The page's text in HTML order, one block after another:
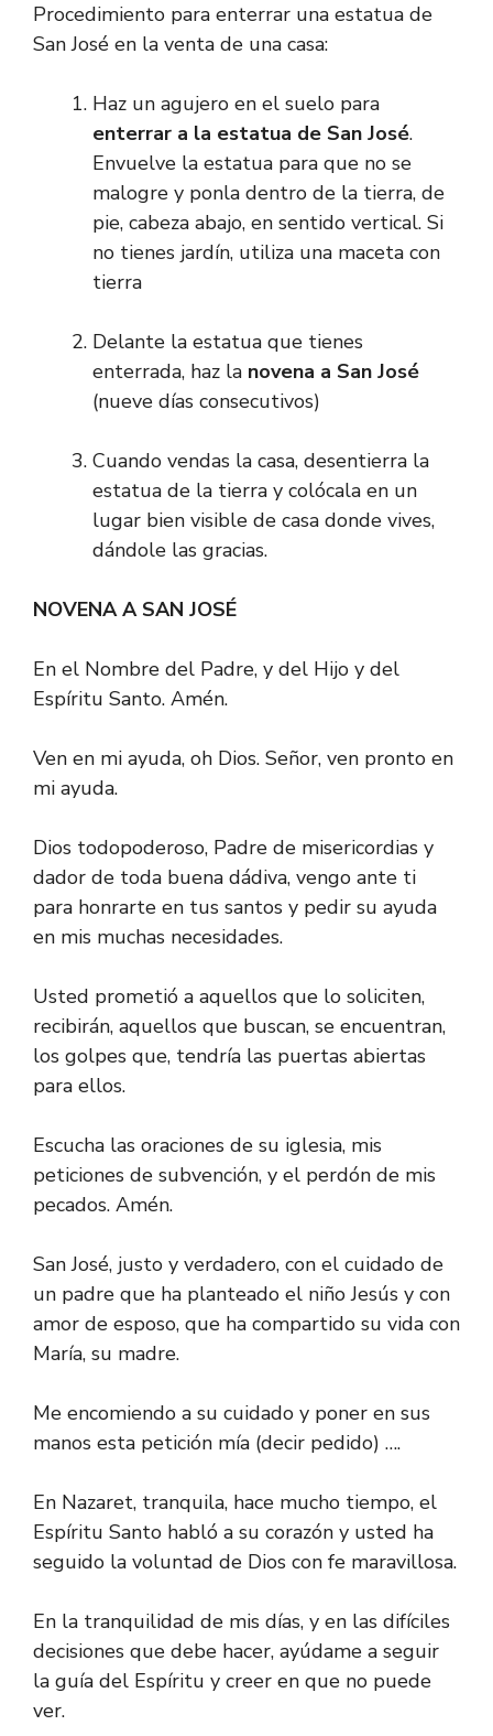
Procedimiento para enterrar una estatua de
San José en la venta de una casa:
Haz un agujero en el suelo para
enterrar a la estatua de San José.
Envuelve la estatua para que no se
malogre y ponla dentro de la tierra, de
pie, cabeza abajo, en sentido vertical. Si
no tienes jardín, utiliza una maceta con
tierra
Delante la estatua que tienes
enterrada, haz la novena a San José
(nueve días consecutivos)
Cuando vendas la casa, desentierra la
estatua de la tierra y colócala en un
lugar bien visible de casa donde vives,
dándole las gracias.
NOVENA A SAN JOSÉ
En el Nombre del Padre, y del Hijo y del
Espíritu Santo. Amén.
Ven en mi ayuda, oh Dios. Señor, ven pronto en
mi ayuda.
Dios todopoderoso, Padre de misericordias y
dador de toda buena dádiva, vengo ante ti
para honrarte en tus santos y pedir su ayuda
en mis muchas necesidades.
Usted prometió a aquellos que lo soliciten,
recibirán, aquellos que buscan, se encuentran,
los golpes que, tendría las puertas abiertas
para ellos.
Escucha las oraciones de su iglesia, mis
peticiones de subvención, y el perdón de mis
pecados. Amén.
San José, justo y verdadero, con el cuidado de
un padre que ha planteado el niño Jesús y con
amor de esposo, que ha compartido su vida con
María, su madre.
Me encomiendo a su cuidado y poner en sus
manos esta petición mía (decir pedido) ….
En Nazaret, tranquila, hace mucho tiempo, el
Espíritu Santo habló a su corazón y usted ha
seguido la voluntad de Dios con fe maravillosa.
En la tranquilidad de mis días, y en las difíciles
decisiones que debe hacer, ayúdame a seguir
la guía del Espíritu y creer en que no puede
ver.